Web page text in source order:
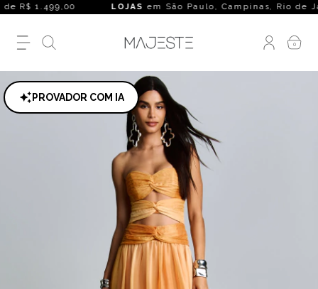
R$ 1.499,00 LOJASem São Paulo, Campinas, Rio de
0
PROVADOR COM IA